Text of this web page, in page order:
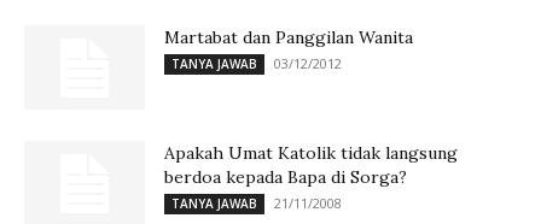
Martabat dan Panggilan Wanita
TANYA JAWAB 03/12/2012
Apakah Umat Katolik tidak langsung
berdoa kepada Bapa di Sorga?
TANYA JAWAB 21/11/2008